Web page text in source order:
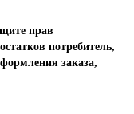
прав
потребитель,
заказа,